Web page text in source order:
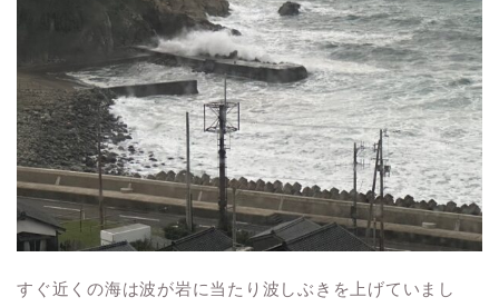
すぐ近くの海は波が岩に当たり波しぶきを上げていまし